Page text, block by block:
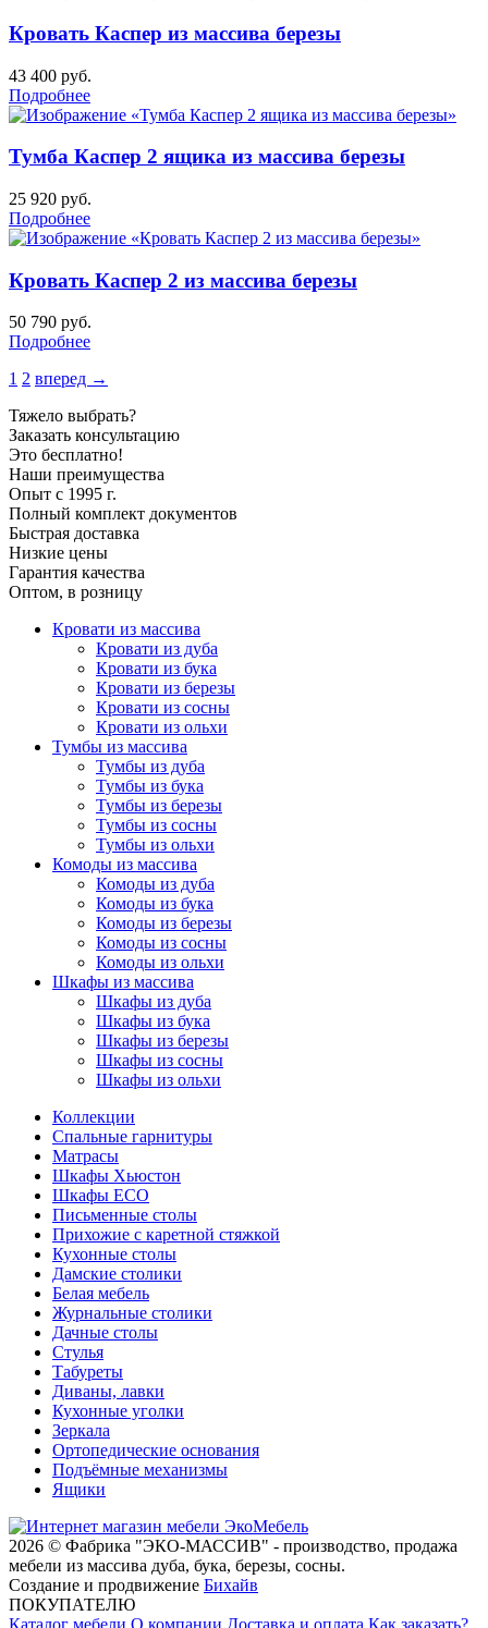
Кровать Каспер из массива березы
43 400 руб.
Подробнее
Тумба Каспер 2 ящика из массива березы
25 920 руб.
Подробнее
Кровать Каспер 2 из массива березы
50 790 руб.
Подробнее
1 2 вперед →
Тяжело выбрать?
Заказать консультацию
Это бесплатно!
Наши преимущества
Опыт с 1995 г.
Полный комплект документов
Быстрая доставка
Низкие цены
Гарантия качества
Оптом, в розницу
Кровати из массива
Кровати из дуба
Кровати из бука
Кровати из березы
Кровати из сосны
Кровати из ольхи
Тумбы из массива
Тумбы из дуба
Тумбы из бука
Тумбы из березы
Тумбы из сосны
Тумбы из ольхи
Комоды из массива
Комоды из дуба
Комоды из бука
Комоды из березы
Комоды из сосны
Комоды из ольхи
Шкафы из массива
Шкафы из дуба
Шкафы из бука
Шкафы из березы
Шкафы из сосны
Шкафы из ольхи
Коллекции
Спальные гарнитуры
Матрасы
Шкафы Хьюстон
Шкафы ECO
Письменные столы
Прихожие с каретной стяжкой
Кухонные столы
Дамские столики
Белая мебель
Журнальные столики
Дачные столы
Стулья
Табуреты
Диваны, лавки
Кухонные уголки
Зеркала
Ортопедические основания
Подъёмные механизмы
Ящики
2026 © Фабрика "ЭКО-МАССИВ" - производство, продажа
мебели из массива дуба, бука, березы, сосны.
Создание и продвижение Бихайв
ПОКУПАТЕЛЮ